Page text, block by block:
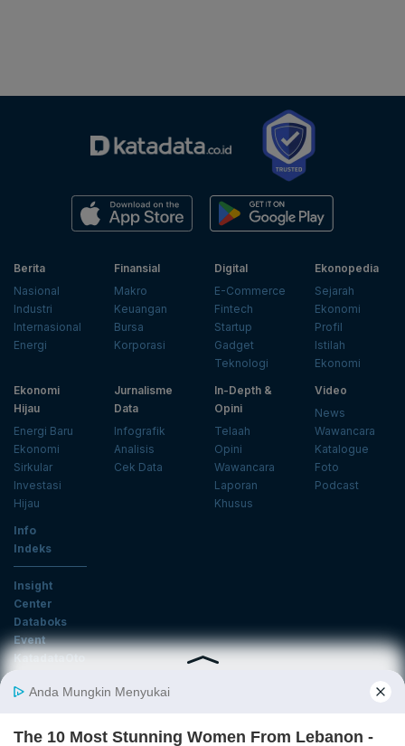
Berita
Nasional
Industri
Internasional
Energi
Finansial
Makro
Keuangan
Bursa
Korporasi
Digital
E-Commerce
Fintech
Startup
Gadget
Teknologi
Ekonopedia
Sejarah
Ekonomi
Profil
Istilah
Ekonomi
Ekonomi
Hijau
Energi Baru
Ekonomi
Sirkular
Investasi
Hijau
Jurnalisme
Data
Infografik
Analisis
Cek Data
In-Depth &
Opini
Telaah
Opini
Wawancara
Laporan
Khusus
Video
News
Wawancara
Katalogue
Foto
Podcast
Info
Indeks
Insight
Center
Databoks
Event
KatadataOto
Email